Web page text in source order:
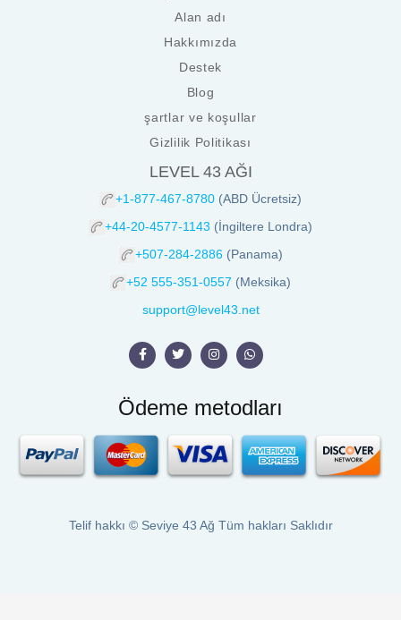
Alan adı
Hakkımızda
Destek
Blog
şartlar ve koşullar
Gizlilik Politikası
LEVEL 43 AĞI
+1-877-467-8780 (ABD Ücretsiz)
+44-20-4577-1143 (İngiltere Londra)
+507-284-2886 (Panama)
+52 555-351-0557 (Meksika)
support@level43.net
Ödeme metodları
Telif hakkı © Seviye 43 Ağ Tüm hakları Saklıdır